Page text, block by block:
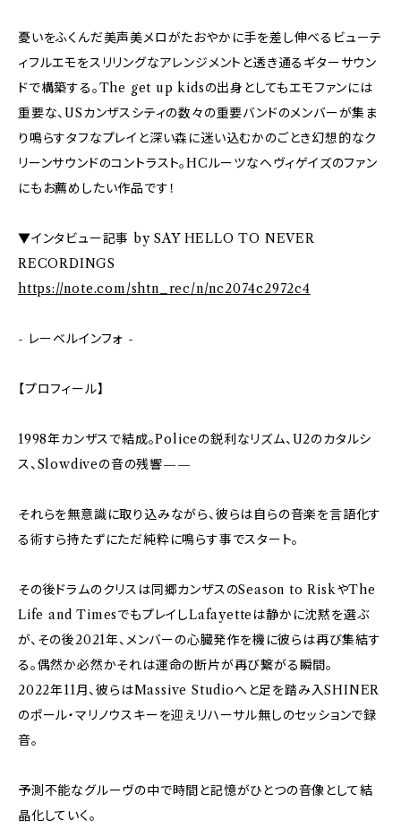
憂いをふくんだ美声美メロがたおやかに手を差し伸べるビューテ
ィフルエモをスリリングなアレンジメントと透き通るギターサウン
ドで構築する。The get up kidsの出身としてもエモファンには
重要な、USカンザスシティの数々の重要バンドのメンバーが集ま
り鳴らすタフなプレイと深い森に迷い込むかのごとき幻想的なク
リーンサウンドのコントラスト。HCルーツなヘヴィゲイズのファン
にもお薦めしたい作品です！
▼インタビュー記事 by SAY HELLO TO NEVER
RECORDINGS
https://note.com/shtn_rec/n/nc2074c2972c4
- レーベルインフォ -
【プロフィール】
1998年カンザスで結成。Policeの鋭利なリズム、U2のカタルシ
ス、Slowdiveの音の残響——
それらを無意識に取り込みながら、彼らは自らの音楽を言語化す
る術すら持たずにただ純粋に鳴らす事でスタート。
その後ドラムのクリスは同郷カンザスのSeason to RiskやThe
Life and TimesでもプレイしLafayetteは静かに沈黙を選ぶ
が、その後2021年、メンバーの心臓発作を機に彼らは再び集結す
る。偶然か必然かそれは運命の断片が再び繋がる瞬間。
2022年11月、彼らはMassive Studioへと足を踏み入SHINER
のポール・マリノウスキーを迎えリハーサル無しのセッションで録
音。
予測不能なグルーヴの中で時間と記憶がひとつの音像として結
晶化していく。